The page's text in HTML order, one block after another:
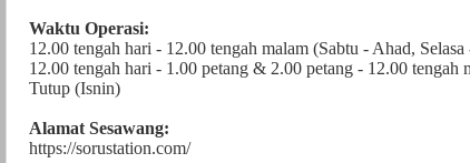
Waktu Operasi:
12.00 tengah hari - 12.00 tengah malam (Sabtu - Ahad,
12.00 tengah hari - 1.00 petang & 2.00 petang - 12.00 tengah
Tutup (Isnin)
Alamat Sesawang:
https://sorustation.com/